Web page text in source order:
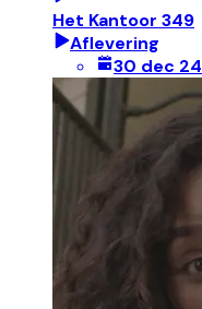
Het Kantoor 349
Aflevering
30 dec 24